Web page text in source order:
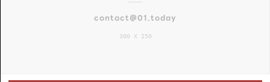
contact@01.today
300 X 250